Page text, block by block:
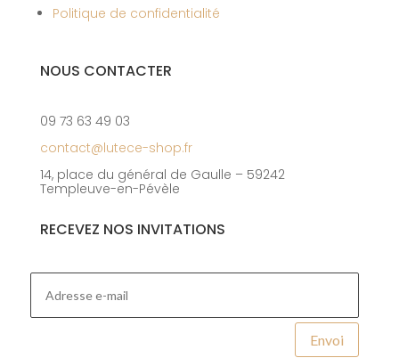
Politique de confidentialité
NOUS CONTACTER
09 73 63 49 03
contact@lutece-shop.fr
14, place du général de Gaulle – 59242
Templeuve-en-Pévèle
RECEVEZ NOS INVITATIONS
Envoi